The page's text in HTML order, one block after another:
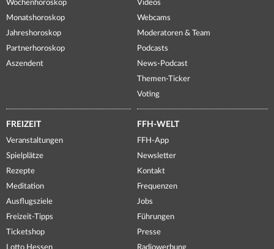
Wochenhoroskop
Monatshoroskop
Jahreshoroskop
Partnerhoroskop
Aszendent
Videos
Webcams
Moderatoren & Team
Podcasts
News-Podcast
Themen-Ticker
Voting
FREIZEIT
Veranstaltungen
Spielplätze
Rezepte
Meditation
Ausflugsziele
Freizeit-Tipps
Ticketshop
Lotto Hessen
FFH-WELT
FFH-App
Newsletter
Kontakt
Frequenzen
Jobs
Führungen
Presse
Radiowerbung